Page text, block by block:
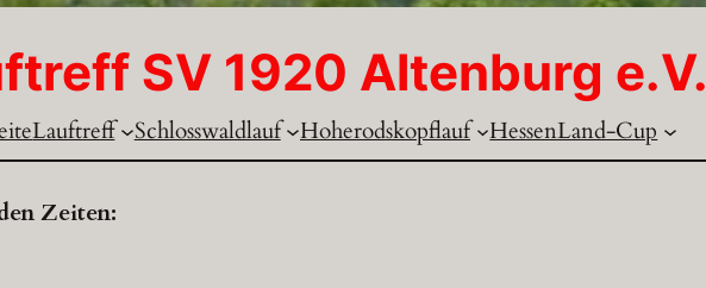
SV 1920 Altenburg e.V.
Lauftreff Schlosswaldlauf Hoherodskopflauf HessenLand-Cup
Zeiten: